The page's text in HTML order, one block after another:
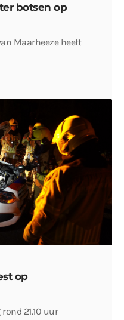
botsen op
Maarheeze heeft
op
21.10 uur